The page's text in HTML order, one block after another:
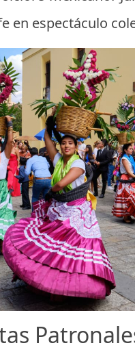
en espectáculo